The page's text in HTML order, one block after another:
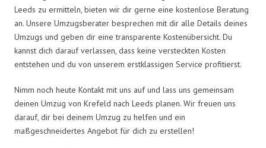
Leeds zu ermitteln, bieten wir dir gerne eine kostenlose Beratung
an. Unsere Umzugsberater besprechen mit dir alle Details deines
Umzugs und geben dir eine transparente Kostenübersicht. Du
kannst dich darauf verlassen, dass keine versteckten Kosten
entstehen und du von unserem erstklassigen Service profitierst.
Nimm noch heute Kontakt mit uns auf und lass uns gemeinsam
deinen Umzug von Krefeld nach Leeds planen. Wir freuen uns
darauf, dir bei deinem Umzug zu helfen und ein
maßgeschneidertes Angebot für dich zu erstellen!